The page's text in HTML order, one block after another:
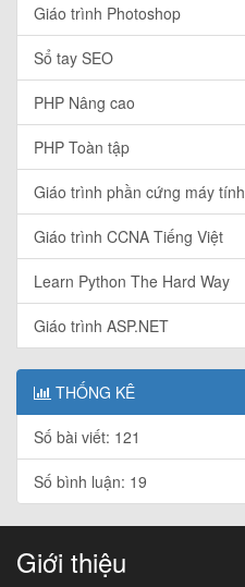
Giáo trình Photoshop
Sổ tay SEO
PHP Nâng cao
PHP Toàn tập
Giáo trình phần cứng máy tính
Giáo trình CCNA Tiếng Việt
Learn Python The Hard Way
Giáo trình ASP.NET
THỐNG KÊ
Số bài viết: 121
Số bình luận: 19
Giới thiệu